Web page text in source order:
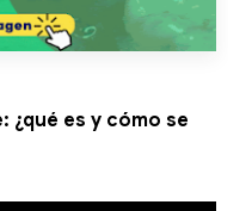
¿qué es y cómo se